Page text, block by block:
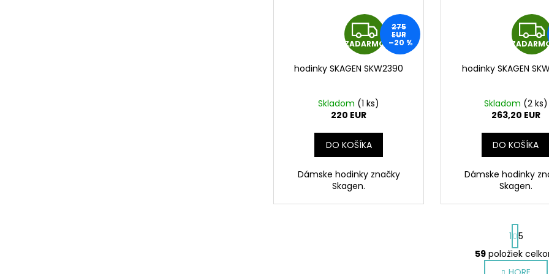
Z
A
A
R
M
O
ZADARMO
275
EUR
–20 %
hodinky SKAGEN SKW2390
Skladom (1 ks)
220 EUR
DO KOŠÍKA
Dámske hodinky značky
Skagen.
A
hodinky SKAGEN
Skladom (2 ks)
263,20 EUR
DO KOŠÍKA
Dámske hodinky
Skagen.
O
S
t
r
á
1 5
59 položiek